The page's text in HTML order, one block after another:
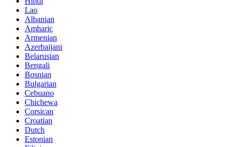
Lao
Albanian
Amharic
Armenian
Azerbaijani
Belarusian
Bengali
Bosnian
Bulgarian
Cebuano
Chichewa
Corsican
Croatian
Dutch
Estonian